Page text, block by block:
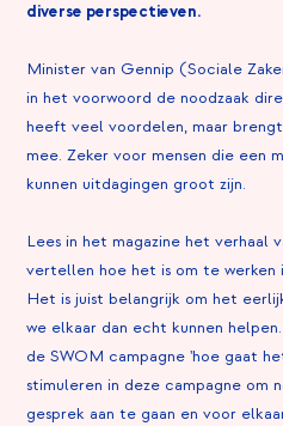
diverse perspectieven.
Minister van Gennip (Sociale
in het voorwoord de noodzaak
heeft veel voordelen, maar
mee. Zeker voor mensen die een
kunnen uitdagingen groot zijn.
Lees in het magazine het verhaal
vertellen hoe het is om te werken
Het is juist belangrijk om het
we elkaar dan echt kunnen
de SWOM campagne 'hoe gaat
stimuleren in deze campagne om
gesprek aan te gaan en voor